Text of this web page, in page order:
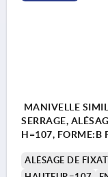
MANIVELLE
SERRAGE,
H=107, FORME:B
ALÉSAGE DE